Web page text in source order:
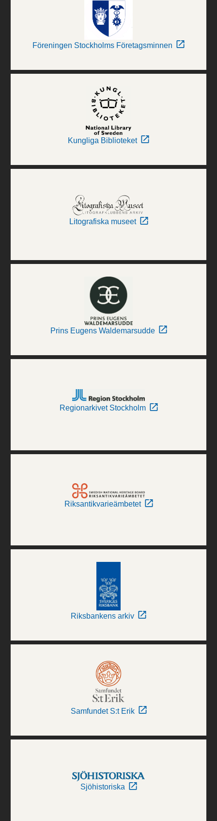
Föreningen Stockholms Företagsminnen
Kungliga Biblioteket
Litografiska museet
Prins Eugens Waldemarsudde
Regionarkivet Stockholm
Riksantikvarieämbetet
Riksbankens arkiv
Samfundet S:t Erik
Sjöhistoriska